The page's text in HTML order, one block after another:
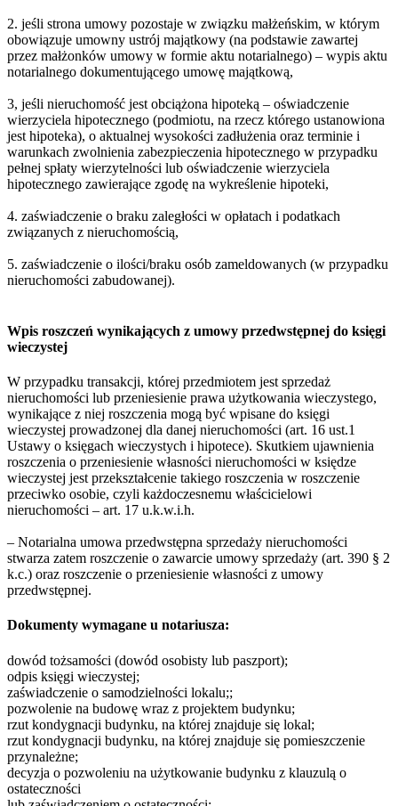
2. jeśli strona umowy pozostaje w związku małżeńskim, w którym
obowiązuje umowny ustrój majątkowy (na podstawie zawartej
przez małżonków umowy w formie aktu notarialnego) – wypis aktu
notarialnego dokumentującego umowę majątkową,
3, jeśli nieruchomość jest obciążona hipoteką – oświadczenie
wierzyciela hipotecznego (podmiotu, na rzecz którego ustanowiona
jest hipoteka), o aktualnej wysokości zadłużenia oraz terminie i
warunkach zwolnienia zabezpieczenia hipotecznego w przypadku
pełnej spłaty wierzytelności lub oświadczenie wierzyciela
hipotecznego zawierające zgodę na wykreślenie hipoteki,
4. zaświadczenie o braku zaległości w opłatach i podatkach
związanych z nieruchomością,
5. zaświadczenie o ilości/braku osób zameldowanych (w przypadku
nieruchomości zabudowanej).
Wpis roszczeń wynikających z umowy przedwstępnej do księgi
wieczystej
W przypadku transakcji, której przedmiotem jest sprzedaż
nieruchomości lub przeniesienie prawa użytkowania wieczystego,
wynikające z niej roszczenia mogą być wpisane do księgi
wieczystej prowadzonej dla danej nieruchomości (art. 16 ust.1
Ustawy o księgach wieczystych i hipotece). Skutkiem ujawnienia
roszczenia o przeniesienie własności nieruchomości w księdze
wieczystej jest przekształcenie takiego roszczenia w roszczenie
przeciwko osobie, czyli każdoczesnemu właścicielowi
nieruchomości – art. 17 u.k.w.i.h.
– Notarialna umowa przedwstępna sprzedaży nieruchomości
stwarza zatem roszczenie o zawarcie umowy sprzedaży (art. 390 § 2
k.c.) oraz roszczenie o przeniesienie własności z umowy
przedwstępnej.
Dokumenty wymagane u notariusza:
dowód tożsamości (dowód osobisty lub paszport);
odpis księgi wieczystej;
zaświadczenie o samodzielności lokalu;;
pozwolenie na budowę wraz z projektem budynku;
rzut kondygnacji budynku, na której znajduje się lokal;
rzut kondygnacji budynku, na której znajduje się pomieszczenie
przynależne;
decyzja o pozwoleniu na użytkowanie budynku z klauzulą o
ostateczności